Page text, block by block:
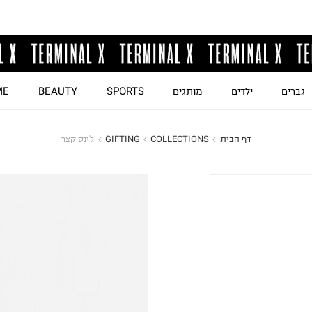
גברים ילדים מותגים SPORTS
BEAUTY
דף הבית COLLECTIONS
GIFTING ג'ינס קצר